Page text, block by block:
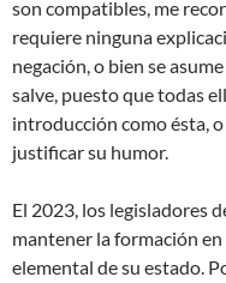
son compatibles, me
requiere ninguna
negación, o bien se
salve, puesto que todas
introducción como ésta,
justificar su humor.
El 2023, los legisladores
mantener la formación
elemental de su estado.